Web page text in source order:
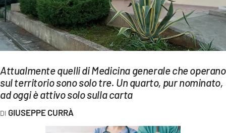
SPORT
Streaming
LAC NETWORK
Attualmente quelli di Medicina generale che operano
sul territorio sono solo tre. Un quarto, pur nominato,
ad oggi è attivo solo sulla carta
GIUSEPPE CURRÀ